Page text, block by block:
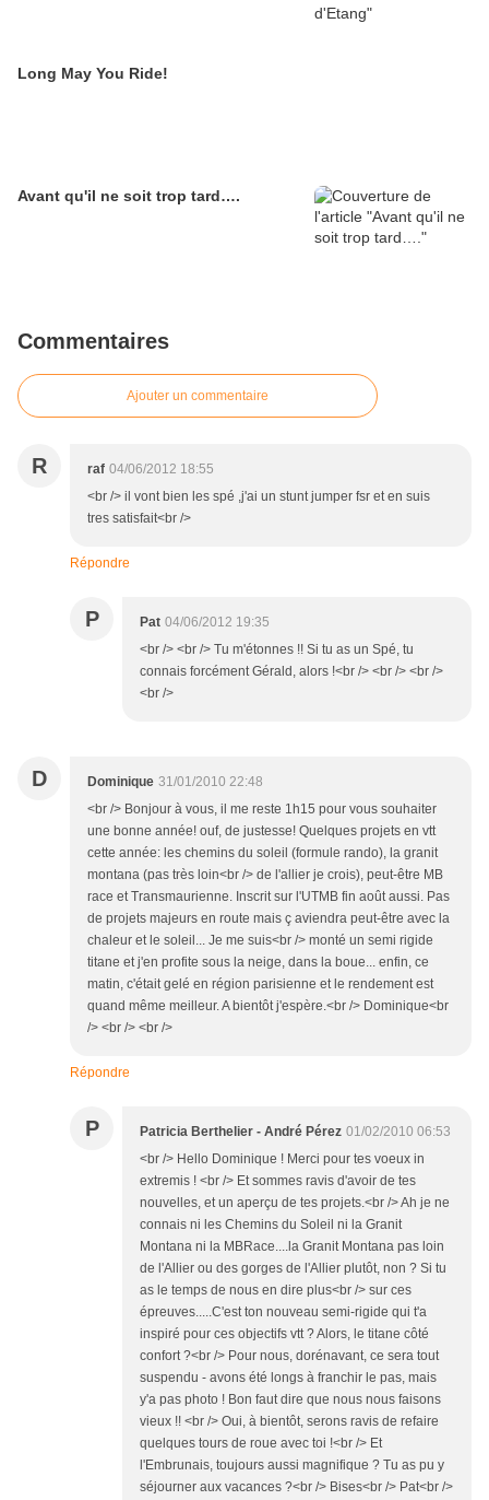
Long May You Ride!
Avant qu'il ne soit trop tard….
Commentaires
Ajouter un commentaire
R raf 04/06/2012 18:55
<br /> il vont bien les spé ,j'ai un stunt jumper fsr et en suis
tres satisfait<br />
Répondre
P Pat 04/06/2012 19:35
<br /> <br /> Tu m'étonnes !! Si tu as un Spé, tu
connais forcément Gérald, alors !<br /> <br /> <br />
<br />
D Dominique 31/01/2010 22:48
<br /> Bonjour à vous, il me reste 1h15 pour vous souhaiter
une bonne année! ouf, de justesse! Quelques projets en vtt
cette année: les chemins du soleil (formule rando), la granit
montana (pas très loin<br /> de l'allier je crois), peut-être MB
race et Transmaurienne. Inscrit sur l'UTMB fin août aussi. Pas
de projets majeurs en route mais ç aviendra peut-être avec la
chaleur et le soleil... Je me suis<br /> monté un semi rigide
titane et j'en profite sous la neige, dans la boue... enfin, ce
matin, c'était gelé en région parisienne et le rendement est
quand même meilleur. A bientôt j'espère.<br /> Dominique<br
/> <br /> <br />
Répondre
P Patricia Berthelier - André Pérez 01/02/2010 06:53
<br /> Hello Dominique ! Merci pour tes voeux in
extremis ! <br /> Et sommes ravis d'avoir de tes
nouvelles, et un aperçu de tes projets.<br /> Ah je ne
connais ni les Chemins du Soleil ni la Granit
Montana ni la MBRace....la Granit Montana pas loin
de l'Allier ou des gorges de l'Allier plutôt, non ? Si tu
as le temps de nous en dire plus<br /> sur ces
épreuves.....C'est ton nouveau semi-rigide qui t'a
inspiré pour ces objectifs vtt ? Alors, le titane côté
confort ?<br /> Pour nous, dorénavant, ce sera tout
suspendu - avons été longs à franchir le pas, mais
y'a pas photo ! Bon faut dire que nous nous faisons
vieux !! <br /> Oui, à bientôt, serons ravis de refaire
quelques tours de roue avec toi !<br /> Et
l'Embrunais, toujours aussi magnifique ? Tu as pu y
séjourner aux vacances ?<br /> Bises<br /> Pat<br />